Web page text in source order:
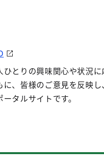
ひとりの興味関心や状況
に、皆様のご意見を反映
タルサイトです。